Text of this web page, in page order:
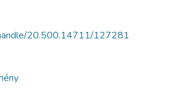
20.500.14711/127281